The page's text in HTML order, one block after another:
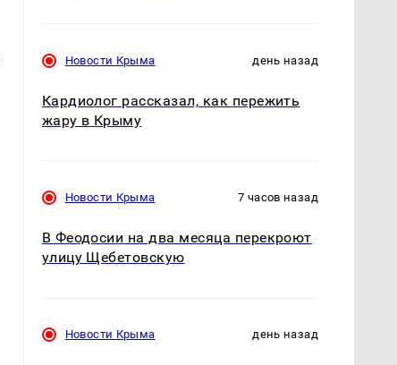
Новости Крыма день назад
Кардиолог рассказал, как пережить
жару в Крыму
Новости Крыма 7 часов назад
В Феодосии на два месяца перекроют
улицу Щебетовскую
Новости Крыма день назад